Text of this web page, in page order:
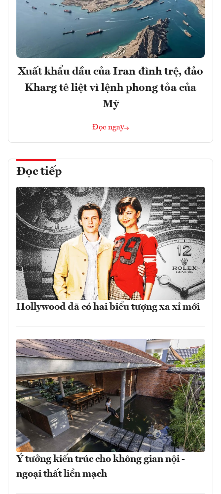
Xuất khẩu dầu của Iran đình trệ, đảo
Kharg tê liệt vì lệnh phong tỏa của
Mỹ
Đọc ngay
Đọc tiếp
Hollywood đã có hai biểu tượng xa xỉ mới
Ý tưởng kiến trúc cho không gian nội -
ngoại thất liền mạch